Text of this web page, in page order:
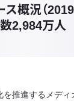
概況（
2,984万人
推進するメデ